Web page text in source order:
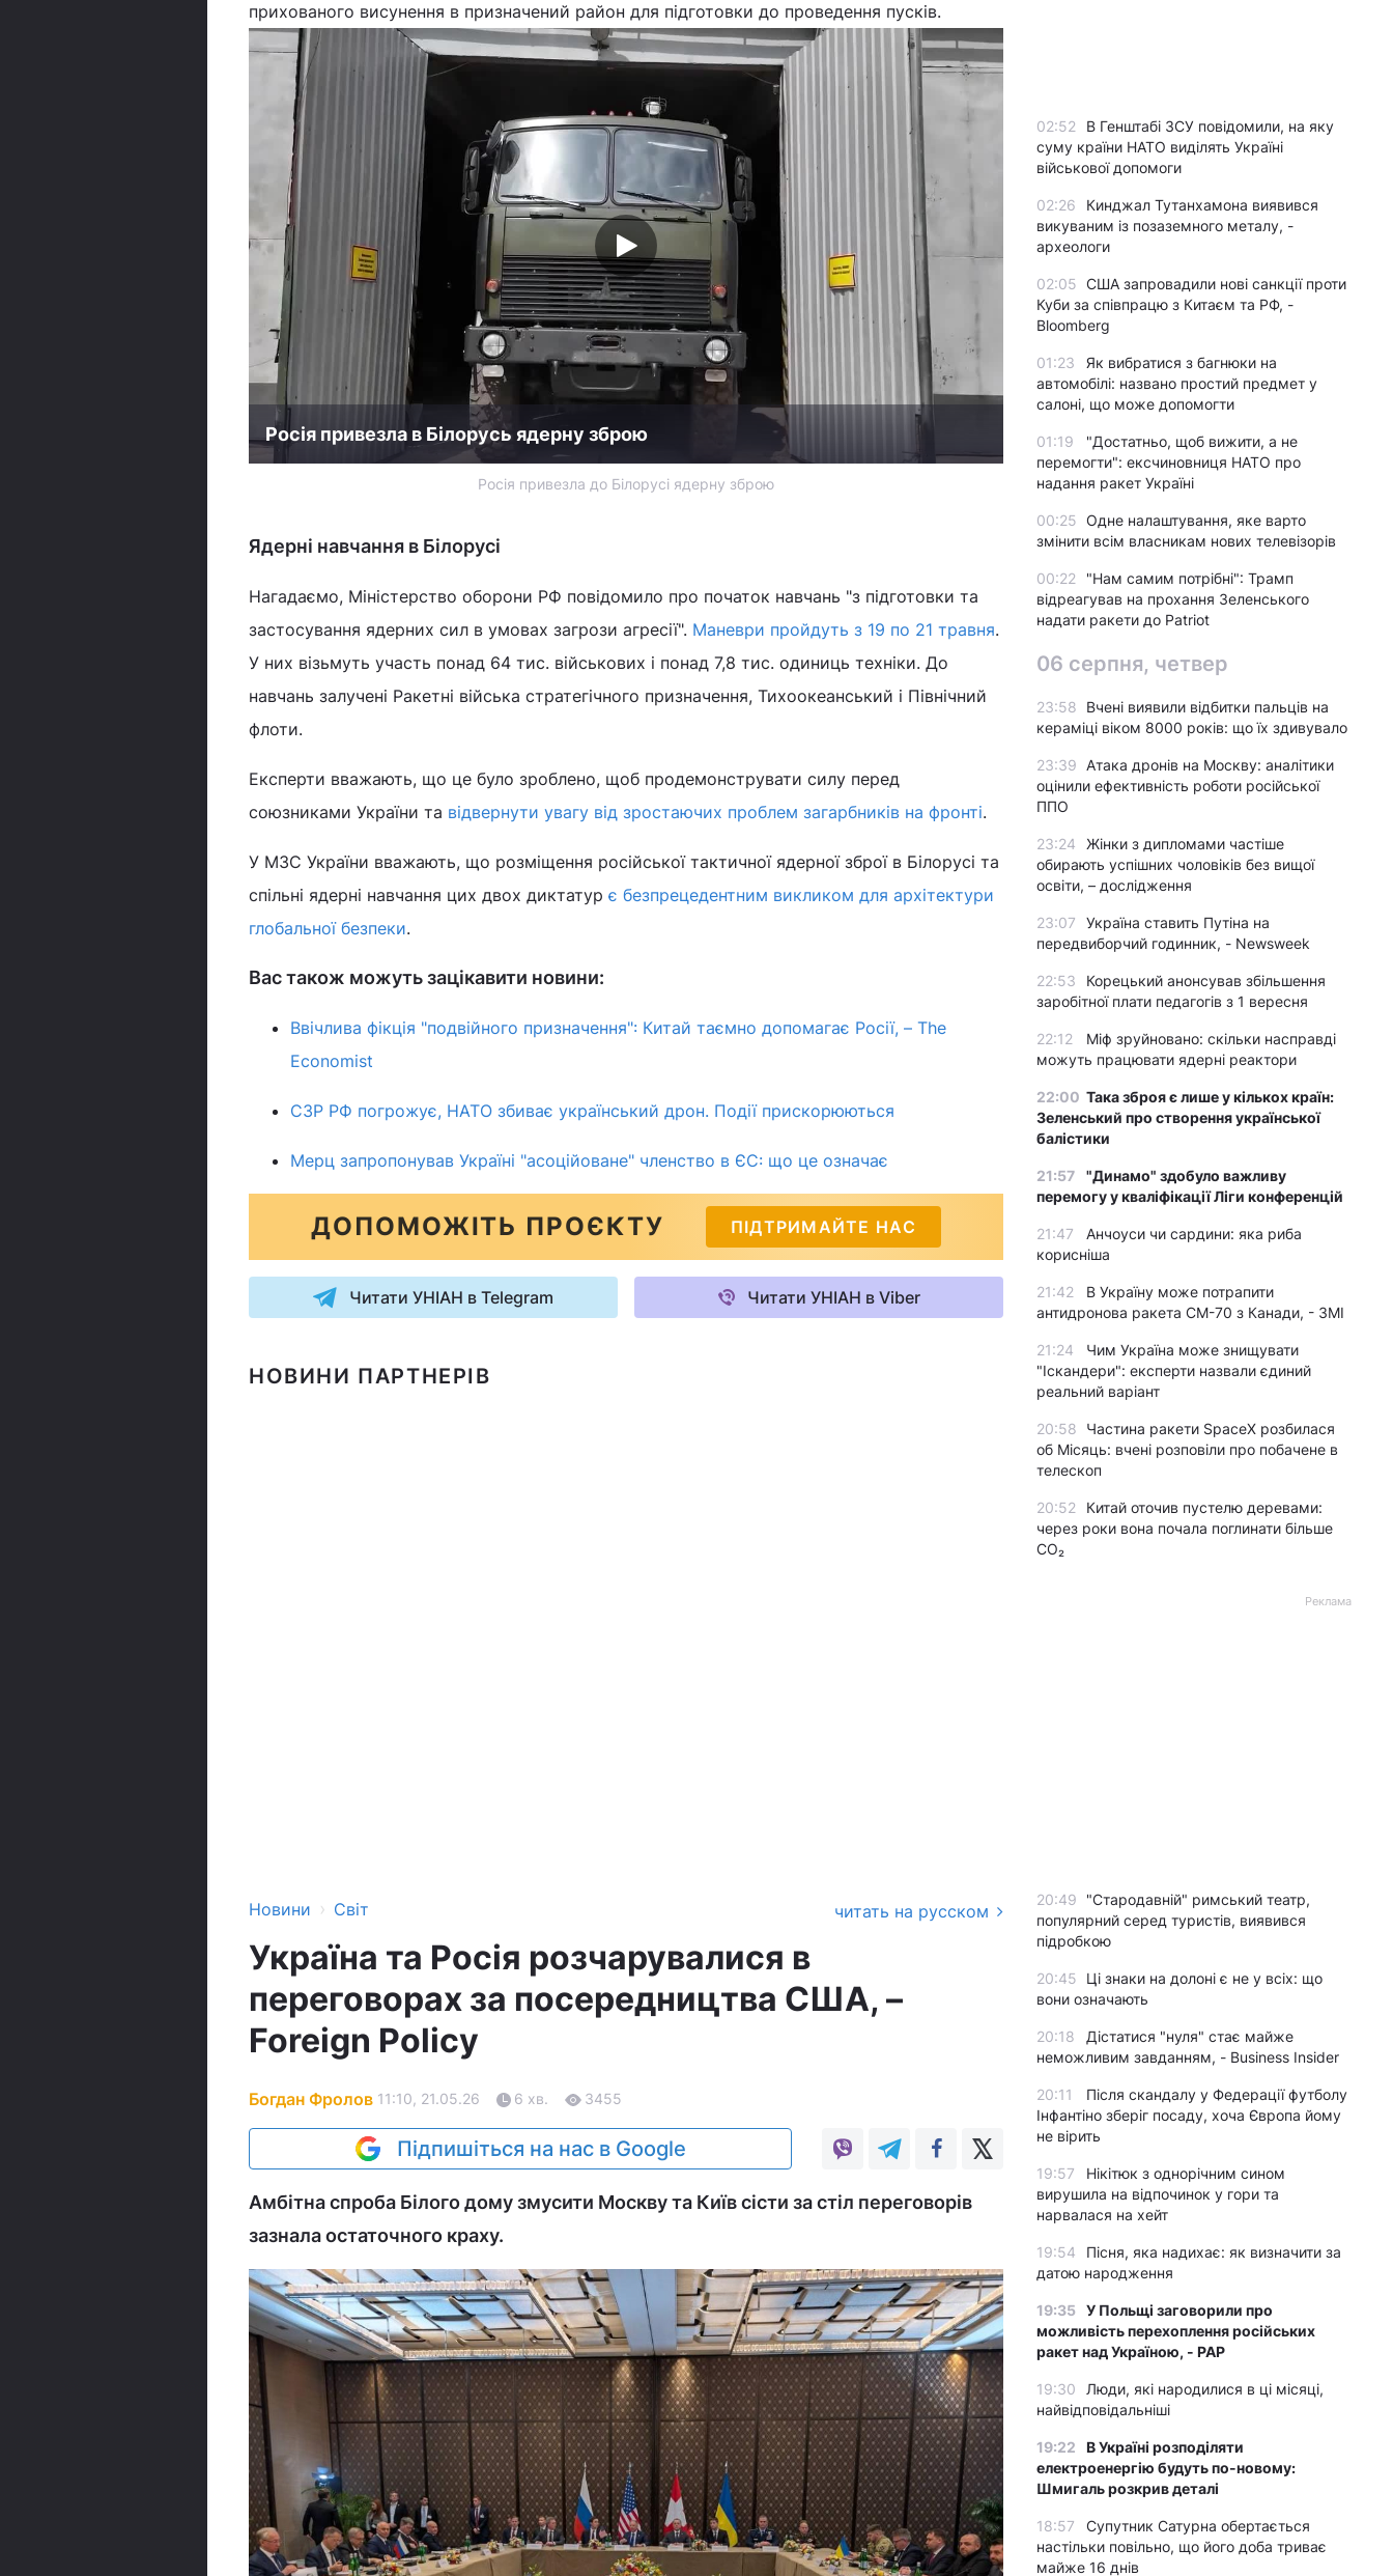
прихованого висунення в призначений район для підготовки до проведення пусків.
Росія привезла в Білорусь ядерну зброю
Росія привезла до Білорусі ядерну зброю
Ядерні навчання в Білорусі
Нагадаємо, Міністерство оборони РФ повідомило про початок навчань "з підготовки та
застосування ядерних сил в умовах загрози агресії". Маневри пройдуть з 19 по 21 травня.
У них візьмуть участь понад 64 тис. військових і понад 7,8 тис. одиниць техніки. До
навчань залучені Ракетні війська стратегічного призначення, Тихоокеанський і Північний
флоти.
Експерти вважають, що це було зроблено, щоб продемонструвати силу перед
союзниками України та відвернути увагу від зростаючих проблем загарбників на фронті.
У МЗС України вважають, що розміщення російської тактичної ядерної зброї в Білорусі та
спільні ядерні навчання цих двох диктатур є безпрецедентним викликом для архітектури
глобальної безпеки.
Вас також можуть зацікавити новини:
Ввічлива фікція "подвійного призначення": Китай таємно допомагає Росії, – The
Economist
СЗР РФ погрожує, НАТО збиває український дрон. Події прискорюються
Мерц запропонував Україні "асоційоване" членство в ЄС: що це означає
ДОПОМОЖІТЬ ПРОЄКТУ ПІДТРИМАЙТЕ НАС
Читати УНІАН в Telegram Читати УНІАН в Viber
НОВИНИ ПАРТНЕРІВ
Новини › Світ читать на русском
Україна та Росія розчарувалися в
переговорах за посередництва США, –
Foreign Policy
Богдан Фролов 11:10, 21.05.26 6 хв. 3455
Підпишіться на нас в Google
Амбітна спроба Білого дому змусити Москву та Київ сісти за стіл переговорів
зазнала остаточного краху.
02:52
В Генштабі ЗСУ повідомили, на яку
суму країни НАТО виділять Україні
військової допомоги
02:26
Кинджал Тутанхамона виявився
викуваним із позаземного металу, -
археологи
02:05 США запровадили нові санкції проти
Куби за співпрацю з Китаєм та РФ, -
Bloomberg
01:23
Як вибратися з багнюки на
автомобілі: названо простий предмет у
салоні, що може допомогти
01:19
"Достатньо, щоб вижити, а не
перемогти": ексчиновниця НАТО про
надання ракет Україні
00:25 Одне налаштування, яке варто
змінити всім власникам нових телевізорів
00:22
"Нам самим потрібні": Трамп
відреагував на прохання Зеленського
надати ракети до Patriot
06 серпня, четвер
23:58
Вчені виявили відбитки пальців на
кераміці віком 8000 років: що їх здивувало
23:39
Атака дронів на Москву: аналітики
оцінили ефективність роботи російської
ППО
23:24
Жінки з дипломами частіше
обирають успішних чоловіків без вищої
освіти, – дослідження
23:07
Україна ставить Путіна на
передвиборчий годинник, - Newsweek
22:53
Корецький анонсував збільшення
заробітної плати педагогів з 1 вересня
22:12
Міф зруйновано: скільки насправді
можуть працювати ядерні реактори
22:00 Така зброя є лише у кількох країн:
Зеленський про створення української
балістики
21:57
"Динамо" здобуло важливу
перемогу у кваліфікації Ліги конференцій
21:47
Анчоуси чи сардини: яка риба
корисніша
21:42
В Україну може потрапити
антидронова ракета CM-70 з Канади, - ЗМІ
21:24
Чим Україна може знищувати
"Іскандери": експерти назвали єдиний
реальний варіант
20:58
Частина ракети SpaceX розбилася
об Місяць: вчені розповіли про побачене в
телескоп
20:52
Китай оточив пустелю деревами:
через роки вона почала поглинати більше
CO₂
Реклама
20:49
"Стародавній" римський театр,
популярний серед туристів, виявився
підробкою
20:45
Ці знаки на долоні є не у всіх: що
вони означають
20:18
Дістатися "нуля" стає майже
неможливим завданням, - Business Insider
20:11
Після скандалу у Федерації футболу
Інфантіно зберіг посаду, хоча Європа йому
не вірить
19:57
Нікітюк з однорічним сином
вирушила на відпочинок у гори та
нарвалася на хейт
19:54
Пісня, яка надихає: як визначити за
датою народження
19:35 У Польщі заговорили про
можливість перехоплення російських
ракет над Україною, - PAP
19:30
Люди, які народилися в ці місяці,
найвідповідальніші
19:22
В Україні розподіляти
електроенергію будуть по-новому:
Шмигаль розкрив деталі
18:57
Супутник Сатурна обертається
настільки повільно, що його доба триває
майже 16 днів